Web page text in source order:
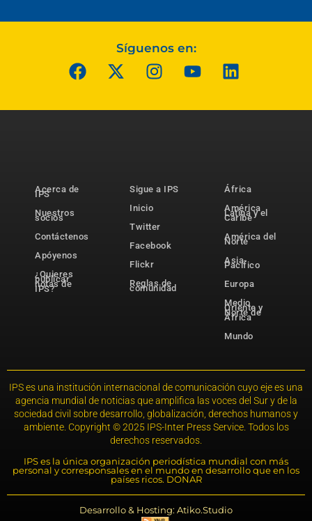
Síguenos en:
Acerca de
IPS
Nuestros
socios
Contáctenos
Apóyenos
¿Quieres
publicar
notas de
IPS?
Sigue a IPS
Inicio
Twitter
Facebook
Flickr
Reglas de
comunidad
África
América
Latina y el
Caribe
América del
Norte
Asia-
Pacífico
Europa
Medio
Oriente y
Norte de
África
Mundo
IPS es una institución internacional de comunicación cuyo eje es una
agencia mundial de noticias que amplifica las voces del Sur y de la
sociedad civil sobre desarrollo, globalización, derechos humanos y
ambiente. Copyright © 2025 IPS-Inter Press Service. Todos los
derechos reservados.
IPS es la única organización periodística mundial con más
personal y corresponsales en el mundo en desarrollo que en los
países ricos. DONAR
Desarrollo & Hosting: Atiko.Studio